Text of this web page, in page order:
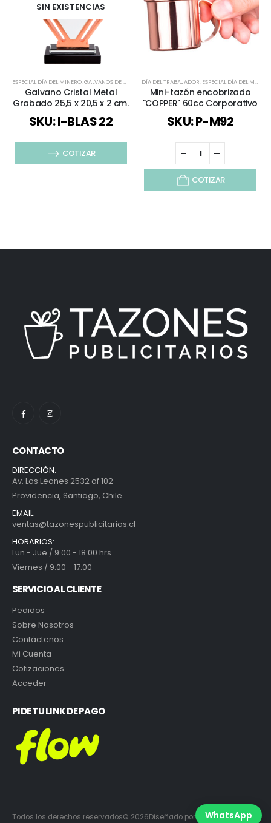
SIN EXISTENCIAS
ESPECIAL DÍA DEL MINERO,GALVANOS DE CRISTAL ,REGALOS COBRIZADOS,REGALOS PREMIUM
Galvano Cristal Metal
Grabado 25,5 x 20,5 x 2 cm.
SKU: I-BLAS 22
COTIZAR
DÍA DEL TRABAJADOR, ESPECIAL DÍA DEL MINERO
Mini-tazón encobrizado
"COPPER" 60cc Corporativo
SKU: P-M92
COTIZAR
CONTACTO
DIRECCIÓN:
Av. Los Leones 2532 of 102
Providencia, Santiago, Chile
EMAIL:
ventas@tazonespublicitarios.cl
HORARIOS:
Lun - Jue / 9:00 - 18:00 hrs.
Viernes / 9:00 - 17:00
SERVICIO AL CLIENTE
Pedidos
Sobre Nosotros
Contáctenos
Mi Cuenta
Cotizaciones
Acceder
PIDE TU LINK DE PAGO
Todos los derechos reservados© 2026Diseñado por DiabloEstudio.cl
WhatsApp